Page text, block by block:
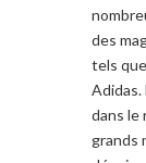
des
tels que
Adidas.
dans le
grands